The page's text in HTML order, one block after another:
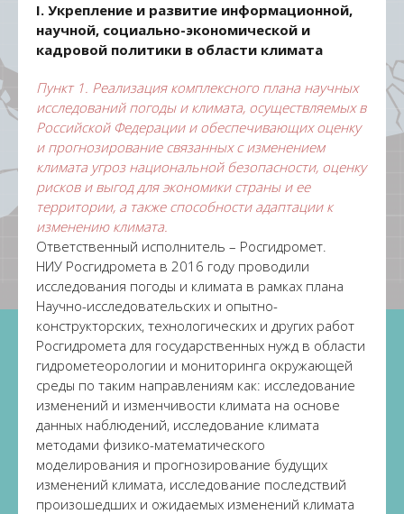
I. Укрепление и развитие информационной,
научной, социально-экономической и
кадровой политики в области климата
Пункт 1. Реализация комплексного плана научных
исследований погоды и климата, осуществляемых в
Российской Федерации и обеспечивающих оценку
и прогнозирование связанных с изменением
климата угроз национальной безопасности, оценку
рисков и выгод для экономики страны и ее
территории, а также способности адаптации к
изменению климата.
Ответственный исполнитель – Росгидромет.
НИУ Росгидромета в 2016 году проводили
исследования погоды и климата в рамках плана
Научно-исследовательских и опытно-
конструкторских, технологических и других работ
Росгидромета для государственных нужд в области
гидрометеорологии и мониторинга окружающей
среды по таким направлениям как: исследование
изменений и изменчивости климата на основе
данных наблюдений, исследование климата
методами физико-математического
моделирования и прогнозирование будущих
изменений климата, исследование последствий
произошедших и ожидаемых изменений климата